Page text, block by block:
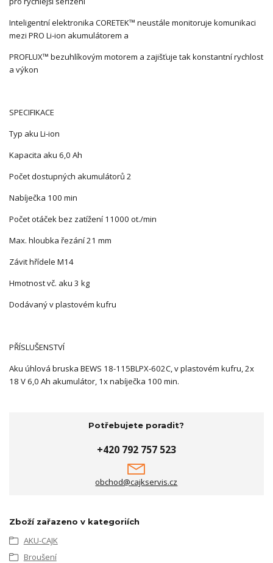
Inteligentní elektronika CORETEK™ neustále monitoruje komunikaci
mezi PRO Li-ion akumulátorem a
PROFLUX™ bezuhlíkovým motorem a zajišťuje tak konstantní rychlost
a výkon
SPECIFIKACE
Typ aku Li-ion
Kapacita aku 6,0 Ah
Počet dostupných akumulátorů 2
Nabíječka 100 min
Počet otáček bez zatížení 11000 ot./min
Max. hloubka řezání 21 mm
Závit hřídele M14
Hmotnost vč. aku 3 kg
Dodávaný v plastovém kufru
PŘÍSLUŠENSTVÍ
Aku úhlová bruska BEWS 18-115BLPX-602C, v plastovém kufru, 2x
18 V 6,0 Ah akumulátor, 1x nabíječka 100 min.
Potřebujete poradit?
+420 792 757 523
obchod@cajkservis.cz
Zboží zařazeno v kategoriích
AKU-CAJK
Broušení